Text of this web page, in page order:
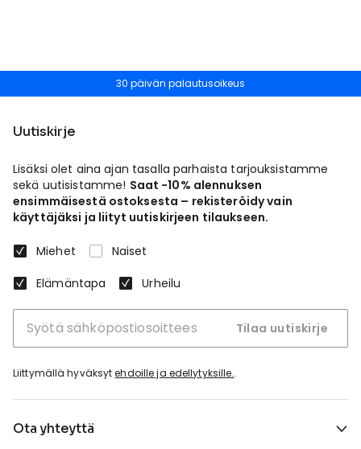
30 päivän palautusoikeus
Uutiskirje
Lisäksi olet aina ajan tasalla parhaista tarjouksistamme
sekä uutisistamme! Saat -10% alennuksen
ensimmäisestä ostoksesta – rekisteröidy vain
käyttäjäksi ja liityt uutiskirjeen tilaukseen.
Miehet
Naiset
Elämäntapa
Urheilu
Tilaa uutiskirje
Liittymällä hyväksytehdoille ja edellytyksille..
Ota yhteyttä